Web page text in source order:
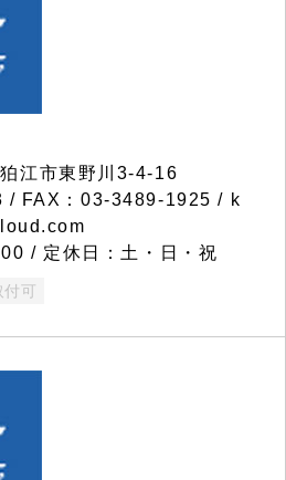
江市東野川3-4-16
/ FAX：03-3489-1925 / k
/ 定休日：土・日・祝
付可